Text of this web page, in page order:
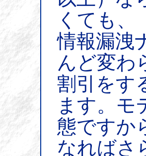
くても、
情報漏洩
んど変わ
割引をす
ます。モ
態ですか
なればさ